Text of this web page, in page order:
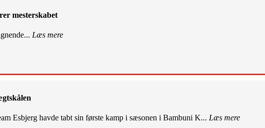
mesterskabet
Læs mere
Esbjerg havde tabt sin første kamp i sæsonen i Bambuni K... Læs mere